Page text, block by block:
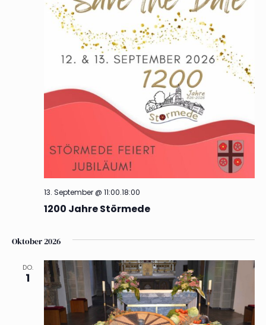
1200 Jahre Störmede
13. September @ 11:00.18:00
Oktober 2026
DO.
1